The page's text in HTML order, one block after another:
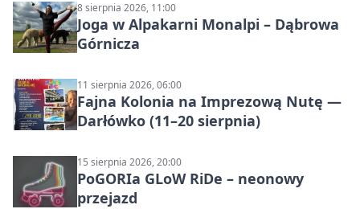
8 sierpnia 2026, 11:00
Joga w Alpakarni Monalpi – Dąbrowa
Górnicza
11 sierpnia 2026, 06:00
Fajna Kolonia na Imprezową Nutę —
Darłówko (11–20 sierpnia)
15 sierpnia 2026, 20:00
PoGORIa GLoW RiDe – neonowy
przejazd